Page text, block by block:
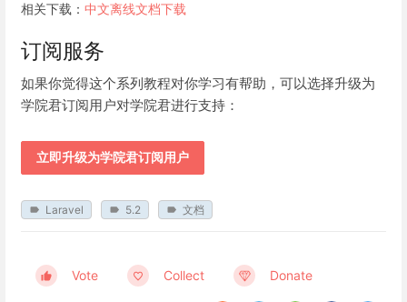
相关下载： 中文离线文档下载
订阅服务
如果你觉得这个系列教程对你学习有帮助，可以选择升级为
学院君订阅用户对学院君进行支持：
立即升级为学院君订阅用户
Laravel 5.2 文档
Vote Collect Donate